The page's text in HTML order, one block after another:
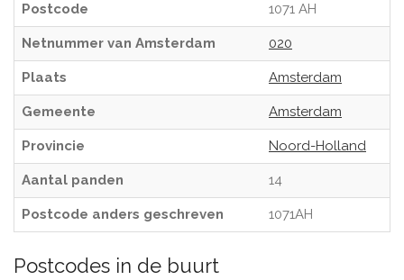
Postcode 1071 AH
Netnummer van Amsterdam 020
Plaats Amsterdam
Gemeente Amsterdam
Provincie Noord-Holland
Aantal panden 14
Postcode anders geschreven 1071AH
Postcodes in de buurt